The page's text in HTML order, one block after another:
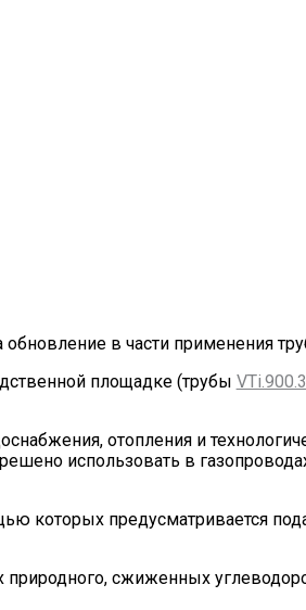
в части применения
площадке (трубы
отопления и
использовать в
которых предусматривается
сжиженных